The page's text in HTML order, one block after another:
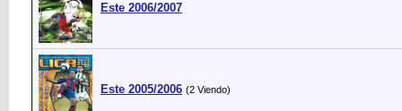
Este 2006/2007
Este 2005/2006 (2 Viendo)